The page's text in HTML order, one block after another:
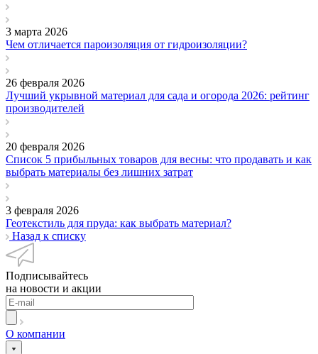
3 марта 2026
Чем отличается пароизоляция от гидроизоляции?
26 февраля 2026
Лучший укрывной материал для сада и огорода 2026: рейтинг
производителей
20 февраля 2026
Список 5 прибыльных товаров для весны: что продавать и как
выбрать материалы без лишних затрат
3 февраля 2026
Геотекстиль для пруда: как выбрать материал?
Назад к списку
Подписывайтесь
на новости и акции
О компании